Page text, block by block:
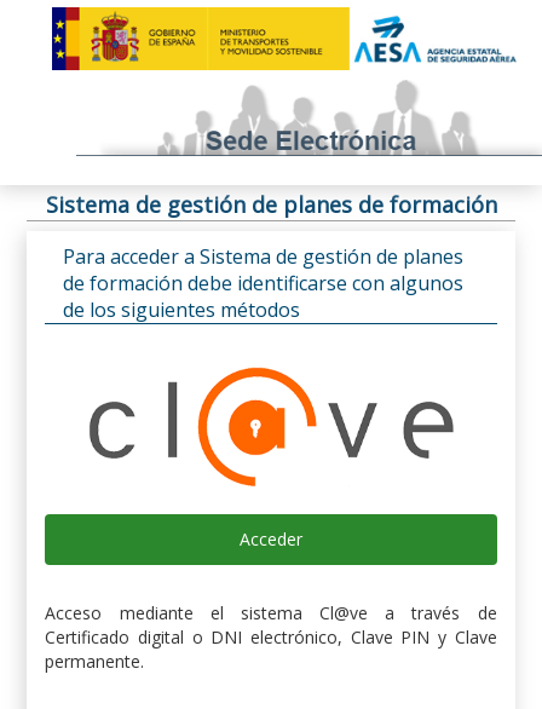
Sistema de gestión de planes de formación
Para acceder a Sistema de gestión de planes
de formación debe identificarse con algunos
de los siguientes métodos
Acceder
Acceso mediante el sistema Cl@ve a través de
Certificado digital o DNI electrónico, Clave PIN y Clave
permanente.